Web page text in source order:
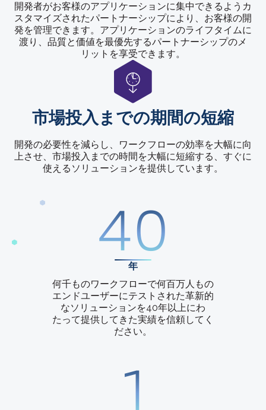
開発者がお客様のアプリケーションに集中できるようカ
スタマイズされたパートナーシップにより、お客様の開
発を管理できます。アプリケーションのライフタイムに
渡り、品質と価値を最優先するパートナーシップのメ
リットを享受できます。
市場投入までの期間の短縮
開発の必要性を減らし、ワークフローの効率を大幅に向
上させ、市場投入までの時間を大幅に短縮する、すぐに
使えるソリューションを提供しています。
40
年
何千ものワークフローで何百万人もの
エンドユーザーにテストされた革新的
なソリューションを40年以上にわ
たって提供してきた実績を信頼してく
ださい。
1